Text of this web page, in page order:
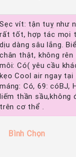
Sẹc vít: tận tuỵ như
rất tốt, hợp tác mọi
dịu dàng sâu lắng.
chân thật, không rên
môi: Có( yêu cầu
kẹo Cool air ngay
máng: Có, 69: cóBJ,
liếm thần sầu,không
trên cơ thể .
Bình Chọn